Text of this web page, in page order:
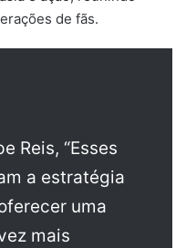
de fãs.
Reis, “Esses
a estratégia
uma
mais